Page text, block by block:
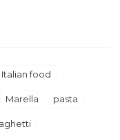
Italian food
Marella pasta